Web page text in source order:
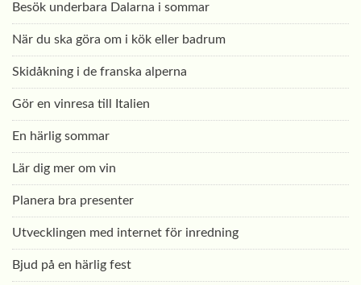
Besök underbara Dalarna i sommar
När du ska göra om i kök eller badrum
Skidåkning i de franska alperna
Gör en vinresa till Italien
En härlig sommar
Lär dig mer om vin
Planera bra presenter
Utvecklingen med internet för inredning
Bjud på en härlig fest